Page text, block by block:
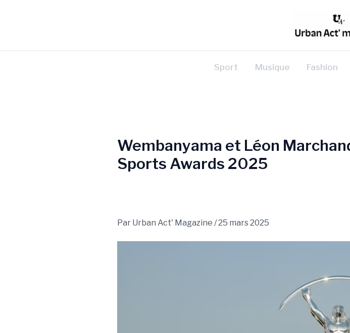
Sport Musique Fashion
Wembanyama et Léon
Sports Awards 2025
Par Urban Act' Magazine /25 mars 2025